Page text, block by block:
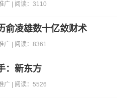
广 | 阅读：3110
俞凌雄数十亿敛财术
广 | 阅读：8361
：新东方
广 | 阅读：5526